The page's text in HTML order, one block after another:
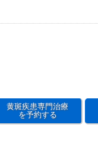
黄斑疾患専門治療
を予約する